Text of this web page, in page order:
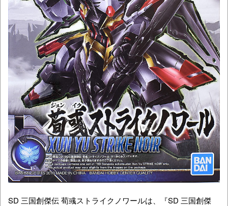
SD 三国創傑伝 荀彧ストライクノワールは、『SD 三国創傑